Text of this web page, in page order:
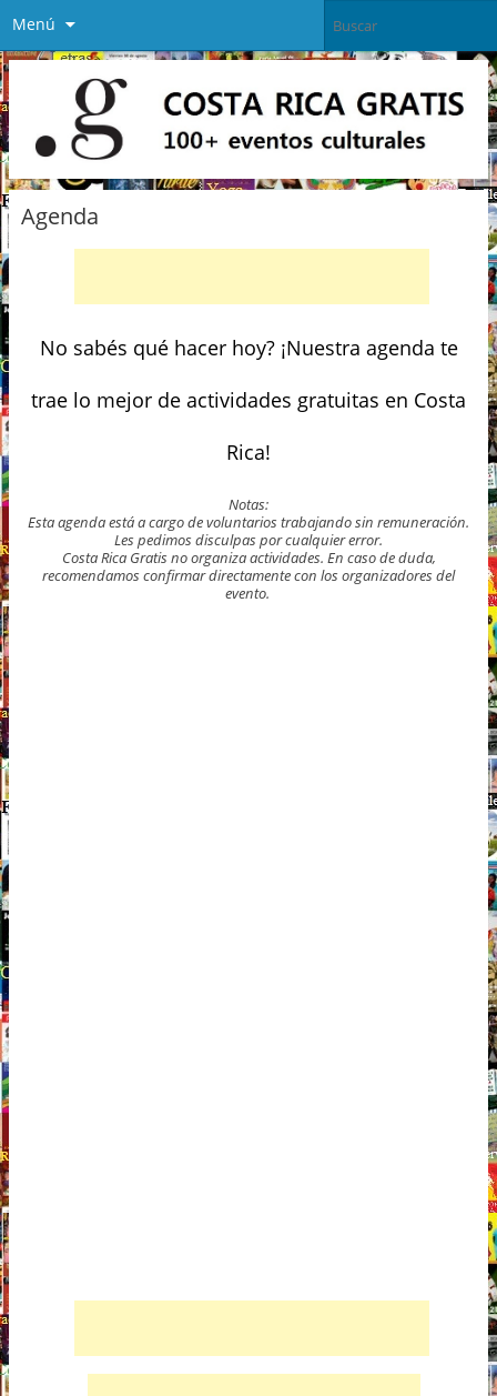
Menú
Agenda
No sabés qué hacer hoy? ¡Nuestra agenda te
trae lo mejor de actividades gratuitas en Costa
Rica!
Notas:
Esta agenda está a cargo de voluntarios trabajando sin remuneración.
Les pedimos disculpas por cualquier error.
Costa Rica Gratis no organiza actividades. En caso de duda,
recomendamos confirmar directamente con los organizadores del
evento.